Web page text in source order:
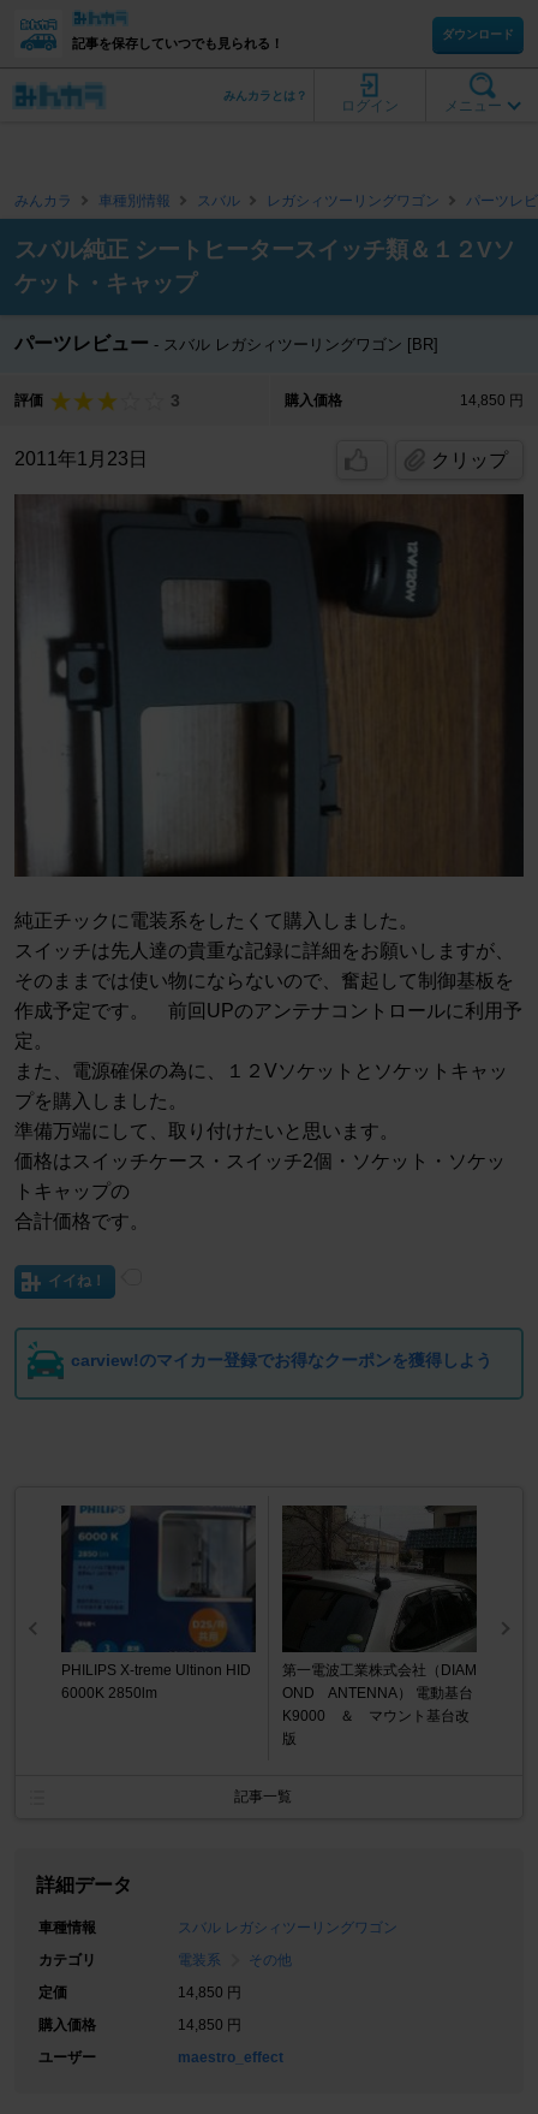
記事を保存していつでも見られる！
ダウンロード
メニュー
ログイン
みんカラとは？
みんカラ 車種別情報 スバル レガシィツーリングワゴン パーツレ
スバル純正 シートヒータースイッチ類＆１２Vソ
ケット・キャップ
パーツレビュー スバル レガシィツーリングワゴン [BR]
評価 3 購入価格 14,850 円
2011年1月23日 クリップ
純正チックに電装系をしたくて購入しました。
スイッチは先人達の貴重な記録に詳細をお願いしますが、
そのままでは使い物にならないので、奮起して制御基板を
作成予定です。 前回UPのアンテナコントロールに利用予
定。
また、電源確保の為に、１２Vソケットとソケットキャッ
プを購入しました。
準備万端にして、取り付けたいと思います。
価格はスイッチケース・スイッチ2個・ソケット・ソケッ
トキャップの
合計価格です。
イイね！
carview!のマイカー登録でお得なクーポンを獲得しよう
PHILIPS X-treme Ultinon HID
6000K 2850lm
第一電波工業株式会社（DIAM
OND ANTENNA） 電動基台
K9000 ＆ マウント基台改
版
記事一覧
詳細データ
車種情報
スバル レガシィツーリングワゴン
カテゴリ
電装系
その他
定価
14,850 円
購入価格
14,850 円
ユーザー
maestro_effect